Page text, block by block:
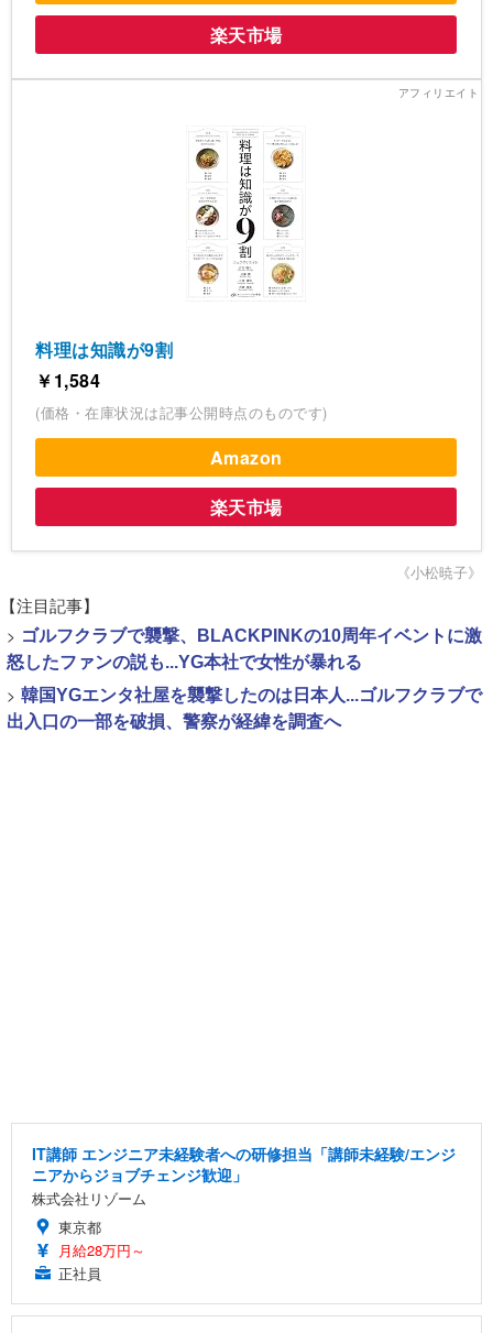
楽天市場
料理は知識が9割
￥1,584
(価格・在庫状況は記事公開時点のものです)
Amazon
楽天市場
《小松暁子》
【注目記事】
> ゴルフクラブで襲撃、BLACKPINKの10周年イベントに激
怒したファンの説も...YG本社で女性が暴れる
> 韓国YGエンタ社屋を襲撃したのは日本人...ゴルフクラブで
出入口の一部を破損、警察が経緯を調査へ
IT講師 エンジニア未経験者への研修担当「講師未経験/エンジ
ニアからジョブチェンジ歓迎」
株式会社リゾーム
東京都
月給28万円～
正社員